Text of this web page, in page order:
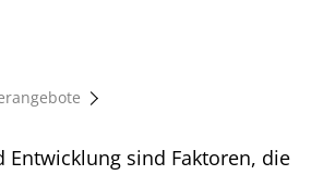
Entwicklung sind Faktoren, die